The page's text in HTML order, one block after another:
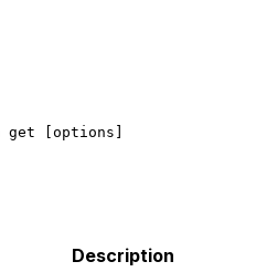
get [options]
Description